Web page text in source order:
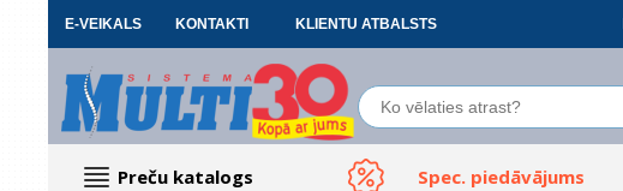
E-VEIKALS KONTAKTI KLIENTU ATBALSTS
Preču katalogs Spec. piedāvājums